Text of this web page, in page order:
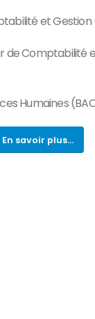
et Gestion
de Comptabilité
Humaines
En savoir plus...